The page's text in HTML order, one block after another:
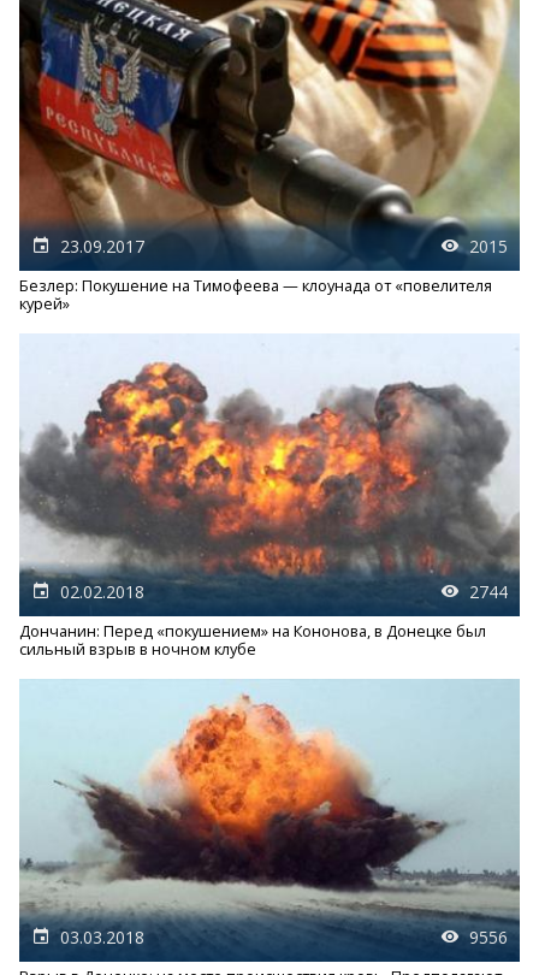
23.09.2017 2015
Безлер: Покушение на Тимофеева — клоунада от «повелителя
курей»
02.02.2018 2744
Дончанин: Перед «покушением» на Кононова, в Донецке был
сильный взрыв в ночном клубе
03.03.2018 9556